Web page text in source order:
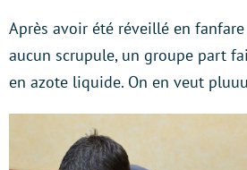
Après avoir été réveillé en
aucun scrupule, un groupe part
en azote liquide. On en veut